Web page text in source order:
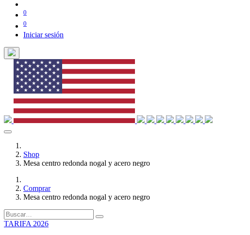
0
0
Iniciar sesión
Shop
Mesa centro redonda nogal y acero negro
Comprar
Mesa centro redonda nogal y acero negro
TARIFA 2026